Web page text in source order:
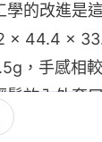
學的改進是
× 44.4 ×
，手感相
鬆放入外套
2 吋旋轉觸